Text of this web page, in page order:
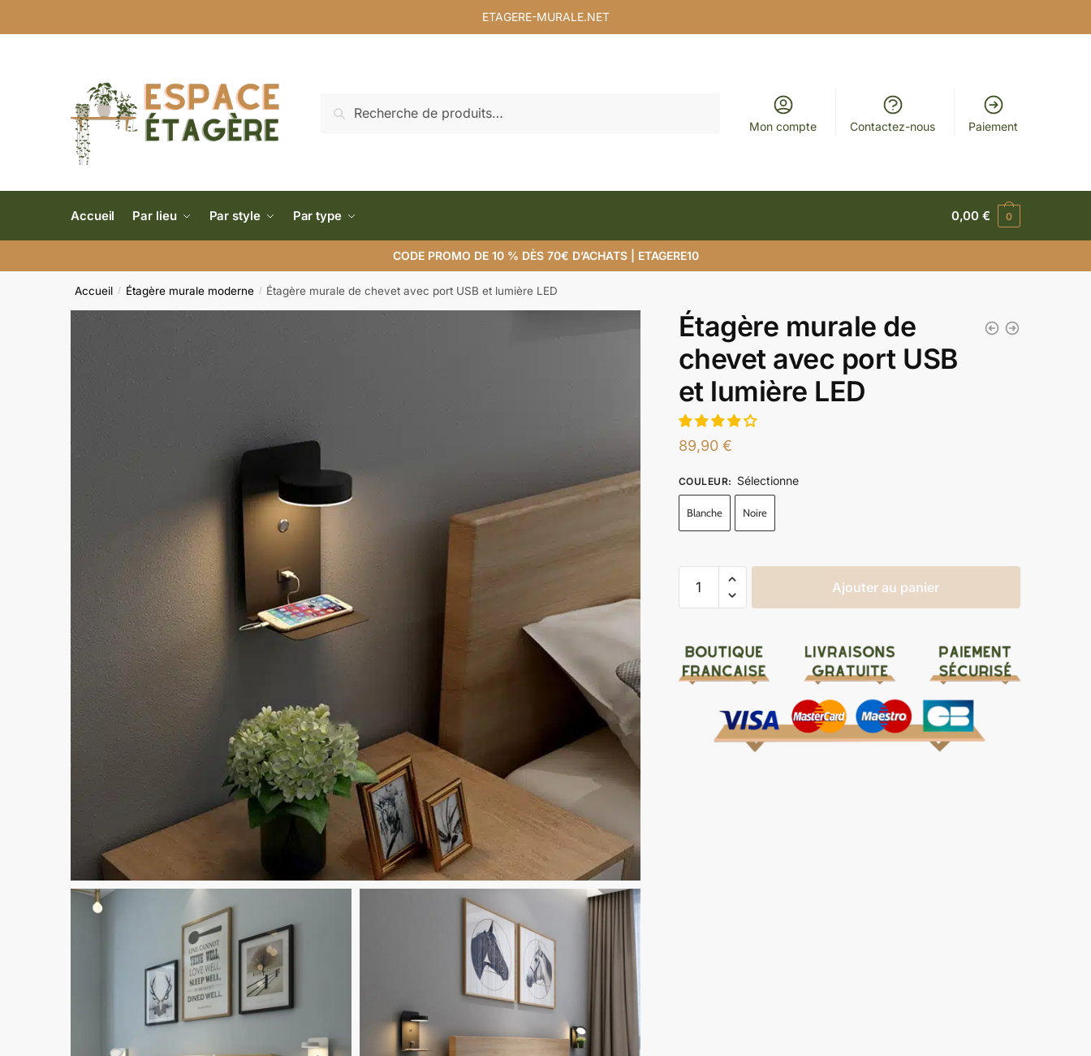
ETAGERE-MURALE.NET
Recherche
Mon compte Contactez-nous Paiement
Accueil Par lieu Par style Par type 0,00€ 0
CODE PROMO DE 10 % DÈS 70€ D’ACHATS | ETAGERE10
Accueil / Étagère murale moderne / Étagère murale de chevet avec port USB et lumière LED
Étagère murale de
chevet avec port USB
et lumière LED
89,90 €
COULEUR: Sélectionne
Blanche Noire
Ajouter au panier